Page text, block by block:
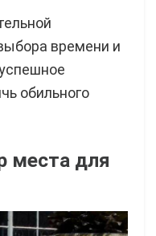
времени и
обильного
места для